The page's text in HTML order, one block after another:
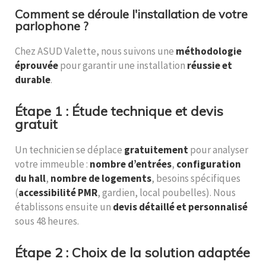
Comment se déroule l'installation de votre
parlophone ?
Chez ASUD Valette, nous suivons une méthodologie
éprouvéepour garantir une installation réussie et
durable.
Étape 1 : Étude technique et devis
gratuit
Un technicien se déplace gratuitementpour analyser
votre immeuble : nombre d’entrées, configuration
du hall, nombre de logements, besoins spécifiques
(accessibilité PMR, gardien, local poubelles). Nous
établissons ensuite un devis détaillé et personnalisé
sous 48 heures.
Étape 2 : Choix de la solution adaptée